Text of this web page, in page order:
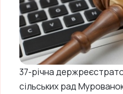
37-річна
сільських рад